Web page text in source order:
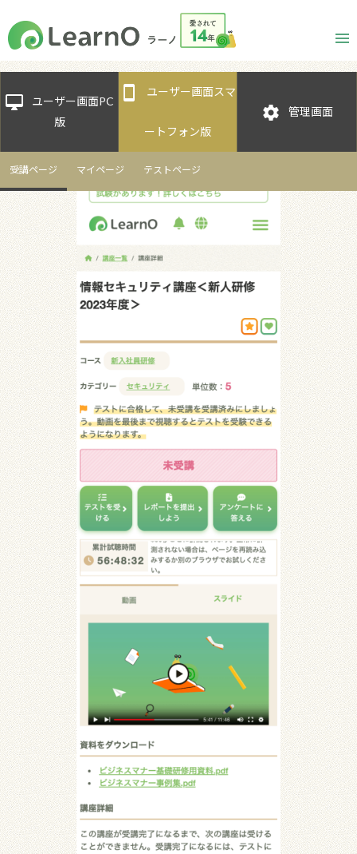
desktop_mac
ユーザー画面PC
版
smartphone ユーザー画面スマ
ートフォン版
settings 管理画面
受講ページ マイページ テストページ